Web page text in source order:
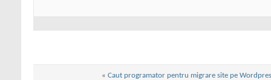
« Caut programator pentru migrare site pe